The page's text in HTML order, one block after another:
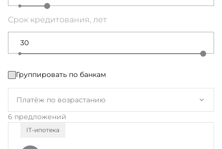
Срок кредитования, лет
Группировать по банкам
Платёж по возрастанию
6 предложений
IT-ипотека